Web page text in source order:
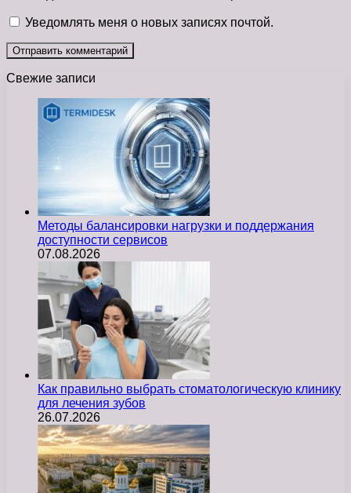
Уведомлять меня о новых записях почтой.
Свежие записи
Методы балансировки нагрузки и поддержания
доступности сервисов
07.08.2026
Как правильно выбрать стоматологическую клинику
для лечения зубов
26.07.2026